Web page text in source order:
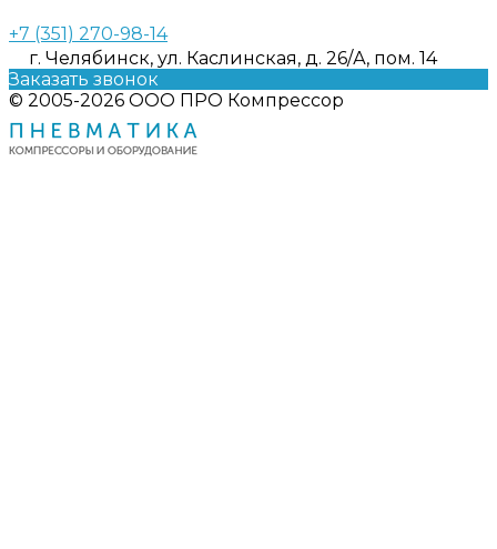
+7 (351) 270-98-14
г. Челябинск, ул. Каслинская, д. 26/А, пом. 14
Заказать звонок
© 2005-2026 ООО ПРО Компрессор